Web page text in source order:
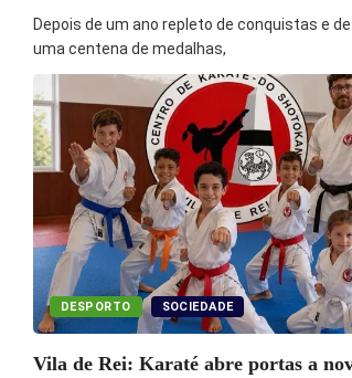
Depois de um ano repleto de conquistas e
uma centena de medalhas,
DESPORTO SOCIEDADE
Vila de Rei: Karaté abre portas a